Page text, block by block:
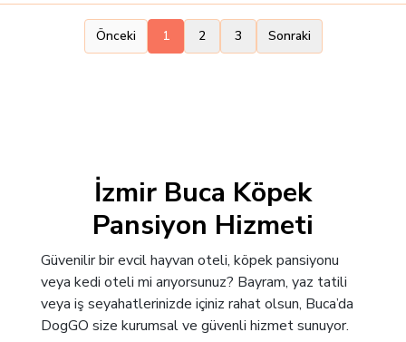
Önceki 1 2 3 Sonraki
İzmir Buca Köpek
Pansiyon Hizmeti
Güvenilir bir evcil hayvan oteli, köpek pansiyonu
veya kedi oteli mi arıyorsunuz? Bayram, yaz tatili
veya iş seyahatlerinizde içiniz rahat olsun, Buca’da
DogGO size kurumsal ve güvenli hizmet sunuyor.